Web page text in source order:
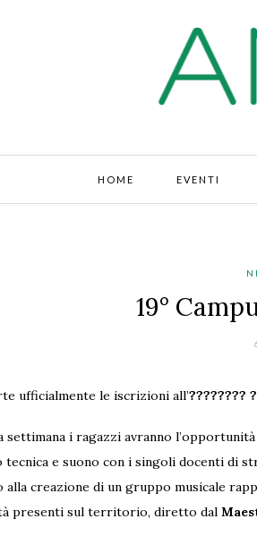
HOME EVENTI
19°
ufficialmente le iscrizioni all’????????
settimana i ragazzi avranno
tecnica e suono con i singoli docenti di
alla creazione di un gruppo musicale
presenti sul territorio, diretto dal